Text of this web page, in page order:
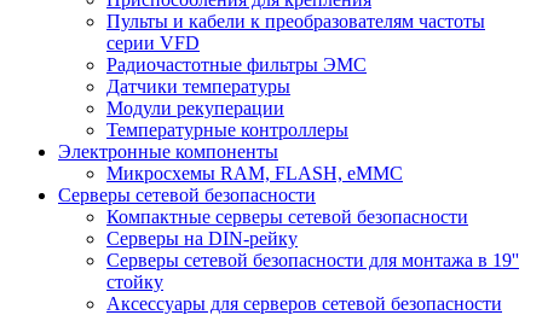
Пульты и кабели к преобразователям частоты
серии VFD
Радиочастотные фильтры ЭМС
Датчики температуры
Модули рекуперации
Температурные контроллеры
Электронные компоненты
Микросхемы RAM, FLASH, eMMC
Серверы сетевой безопасности
Компактные серверы сетевой безопасности
Серверы на DIN-рейку
Серверы сетевой безопасности для монтажа в 19''
стойку
Аксессуары для серверов сетевой безопасности